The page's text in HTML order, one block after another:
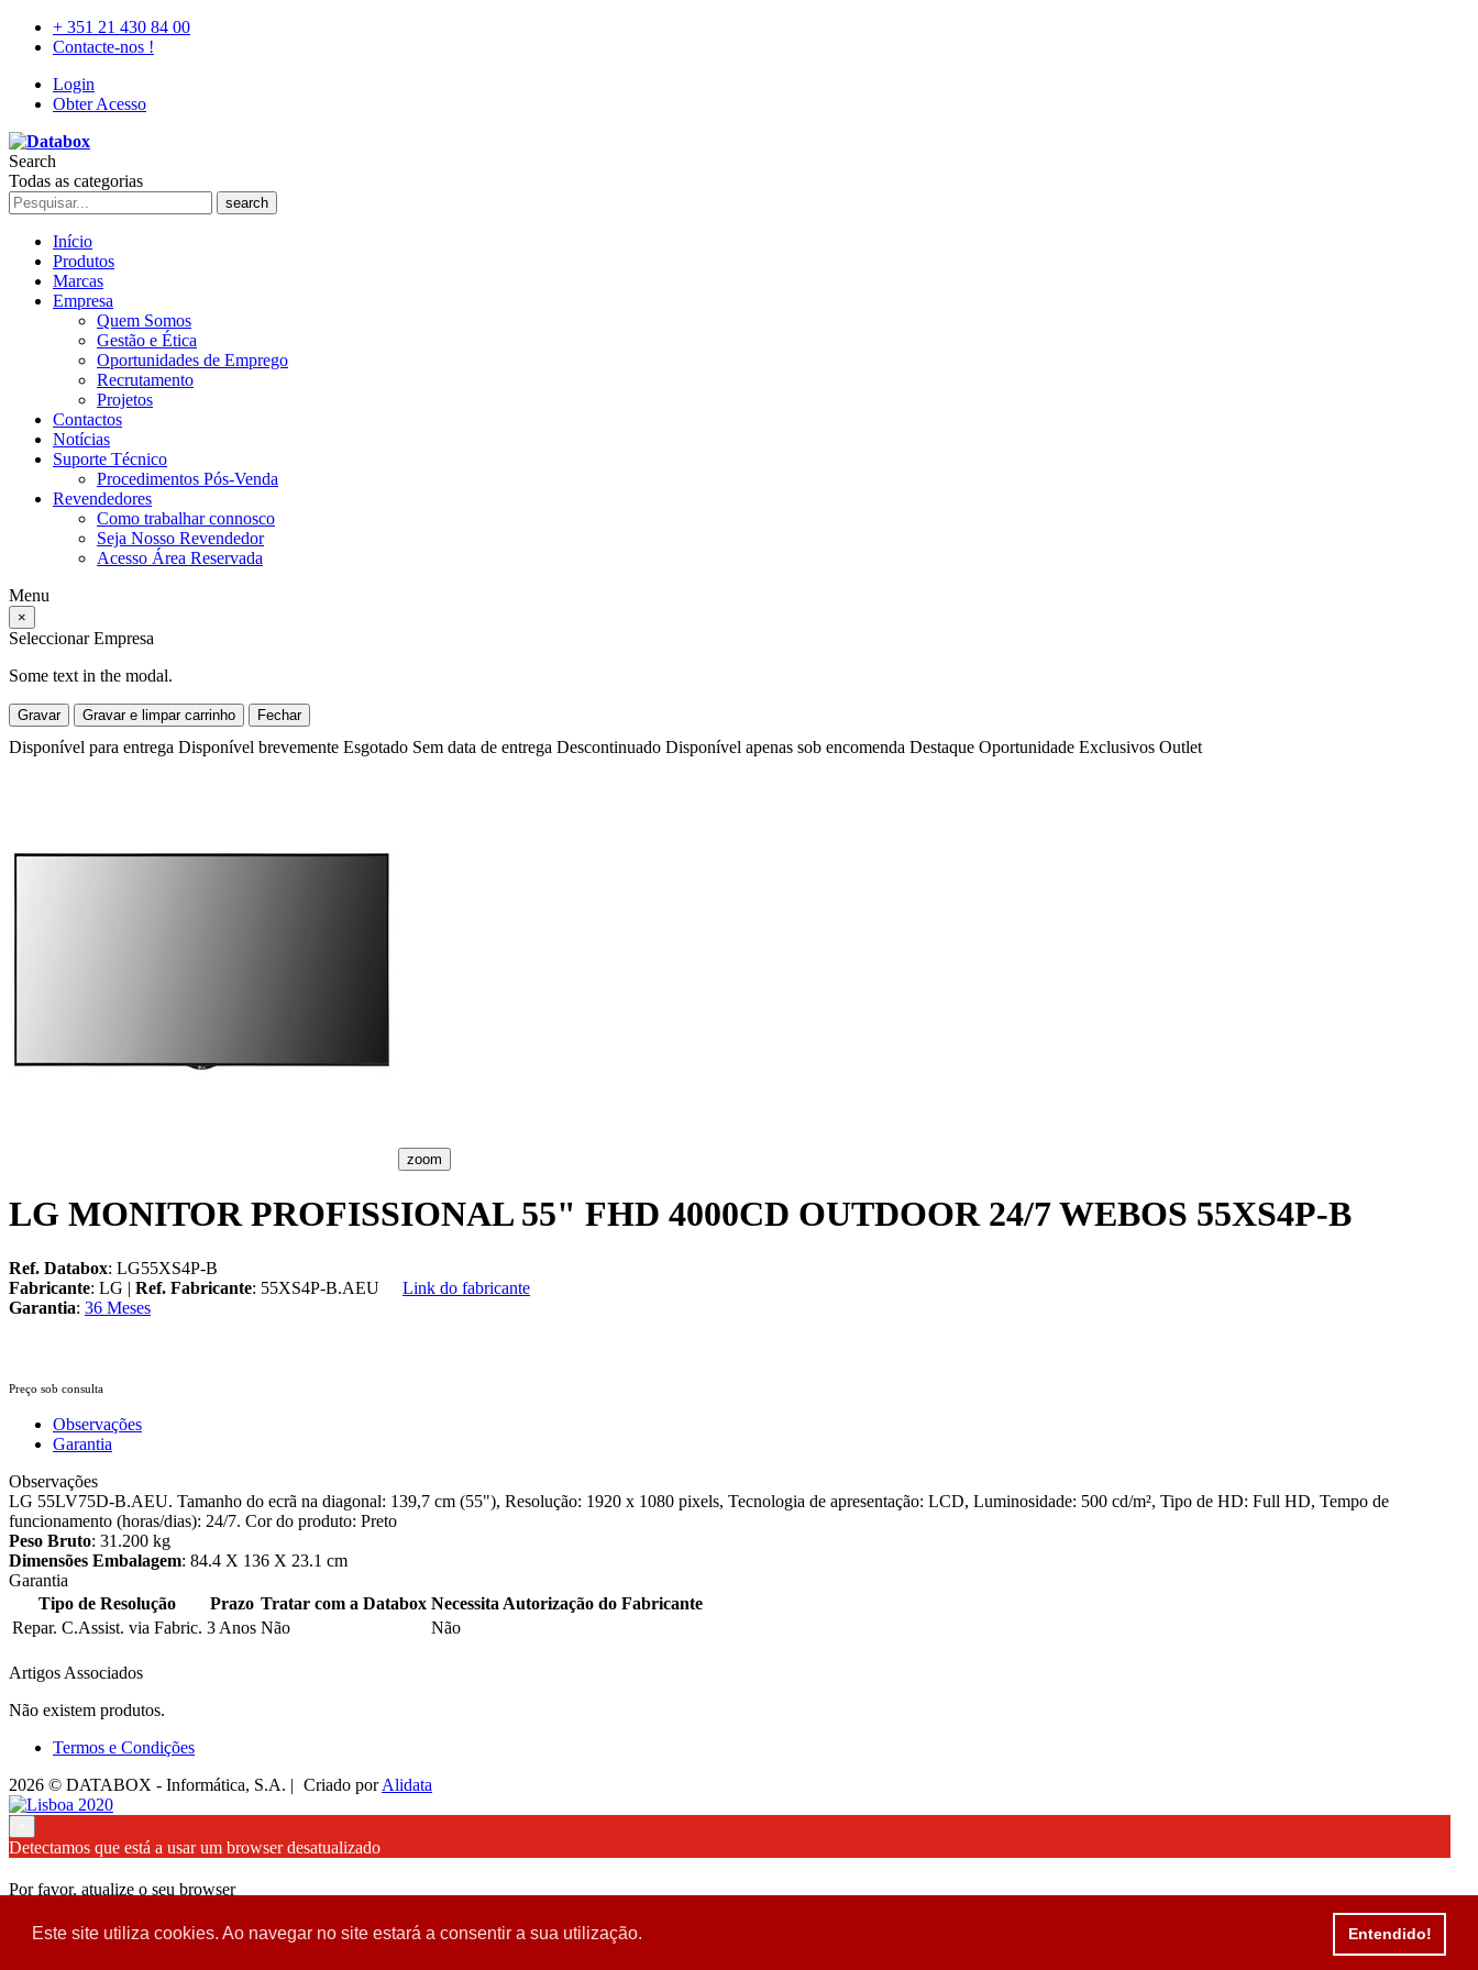
Este site utiliza cookies. Ao navegar no site estará a consentir a sua utilização. Entendido!
+ 351 21 430 84 00
Contacte-nos !
Login
Obter Acesso
Search
Todas as categorias
search
Início
Produtos
Marcas
Empresa
Quem Somos
Gestão e Ética
Oportunidades de Emprego
Recrutamento
Projetos
Contactos
Notícias
Suporte Técnico
Procedimentos Pós-Venda
Revendedores
Como trabalhar connosco
Seja Nosso Revendedor
Acesso Área Reservada
Menu
×
Seleccionar Empresa
Some text in the modal.
Gravar Gravar e limpar carrinho Fechar
Disponível para entrega Disponível brevemente Esgotado Sem data de entrega Descontinuado Disponível apenas sob encomenda Destaque Oportunidade Exclusivos Outlet
zoom
LG MONITOR PROFISSIONAL 55" FHD 4000CD OUTDOOR 24/7 WEBOS 55XS4P-B
Ref. Databox: LG55XS4P-B
Fabricante: LG | Ref. Fabricante: 55XS4P-B.AEU
Link do fabricante
Garantia: 36 Meses
Preço sob consulta
Observações
Garantia
Observações
LG 55LV75D-B.AEU. Tamanho do ecrã na diagonal: 139,7 cm (55"), Resolução: 1920 x 1080 pixels, Tecnologia de apresentação: LCD, Luminosidade: 500 cd/m², Tipo de HD: Full HD, Tempo de
funcionamento (horas/dias): 24/7. Cor do produto: Preto
Peso Bruto: 31.200 kg
Dimensões Embalagem: 84.4 X 136 X 23.1 cm
Garantia
Tipo de Resolução
Prazo Tratar com a Databox Necessita Autorização do Fabricante
Repar. C.Assist. via Fabric. 3 Anos Não Não
Artigos Associados
Não existem produtos.
Termos e Condições
2026 © DATABOX - Informática, S.A. | Criado porAlidata
Detectamos que está a usar um browser desatualizado
Por favor, atualize o seu browser